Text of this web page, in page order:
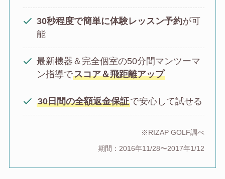
30秒程度で簡単に体験レッスン予約が可
能
最新機器＆完全個室の50分間マンツーマ
ン指導でスコア＆飛距離アップ
30日間の全額返金保証で安心して試せる
※RIZAP GOLF調べ
期間：2016年11/28〜2017年1/12